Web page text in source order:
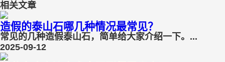
相关文章
造假的泰山石哪几种情况最常见？
常见的几种造假泰山石，简单给大家介绍一下。...
2025-09-12